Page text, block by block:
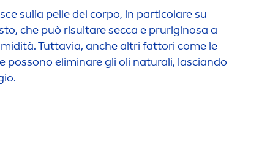
sulla pelle del corpo, in particolare su
che può risultare secca e pruriginosa a
Tuttavia, anche altri fattori come le
possono eliminare gli oli naturali, lasciando